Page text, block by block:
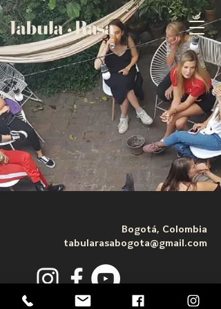
Bogotá, Colombia
tabularasabogota@gmail.com